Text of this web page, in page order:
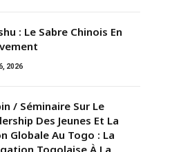
: Le Sabre Chinois En
2026
/ Séminaire Sur Le
Des Jeunes Et La
Globale Au Togo : La
Togolaise À La